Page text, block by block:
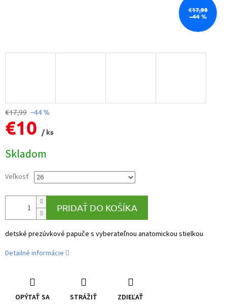
€17,99
–44 %
€17,99 –44 %
€10
/ ks
cena:
Skladom
Veľkosť
PRIDAŤ DO KOŠÍKA
detské prezúvkové papuče s vyberateľnou anatomickou stielkou
Detailné informácie
OPÝTAŤ SA STRÁŽIŤ ZDIEĽAŤ